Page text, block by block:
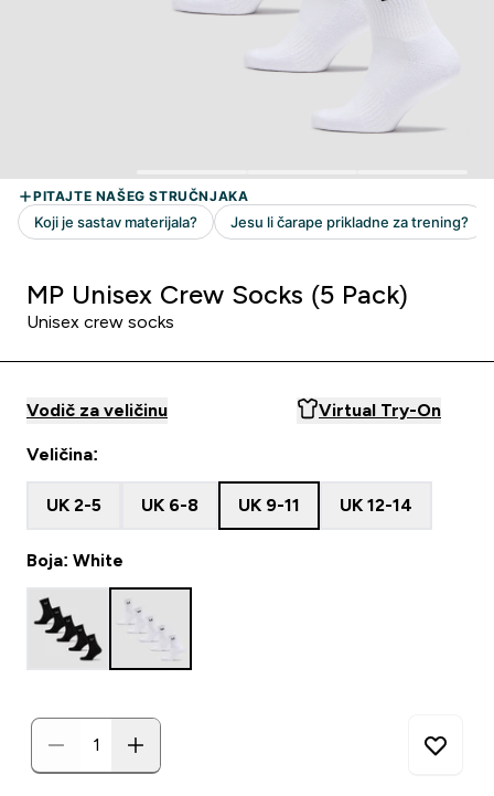
MP Unisex Crew Socks (5 Pack)
Unisex crew socks
Vodič za veličinu Virtual Try-On
Veličina:
UK 2-5 UK 6-8 UK 9-11 UK 12-14
Boja: White